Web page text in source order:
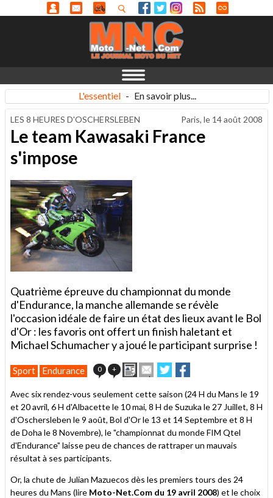
L'essentiel - En savoir plus...
LES 8 HEURES D'OSCHERSLEBEN Paris, le 14 août 2008
Le team Kawasaki France
s'impose
Quatrième épreuve du championnat du monde
d'Endurance, la manche allemande se révèle
l'occasion idéale de faire un état des lieux avant le Bol
d'Or : les favoris ont offert un finish haletant et
Michael Schumacher y a joué le participant surprise !
Sport Endurance 0 + ImprimerEnvoyer
cet
à
un
ami
Partager
sur
Twitter
sur
Facebook
Avec six rendez-vous seulement cette saison (24 H du Mans le 19
et 20 avril, 6 H d'Albacette le 10 mai, 8 H de Suzuka le 27 Juillet, 8 H
d'Oschersleben le 9 août, Bol d'Or le 13 et 14 Septembre et 8 H
de Doha le 8 Novembre), le "championnat du monde FIM Qtel
d'Endurance" laisse peu de chances de rattraper un mauvais
résultat à ses participants.
Or, la chute de Julian Mazuecos dès les premiers tours des 24
heures du Mans (lire Moto-Net.Com du 19 avril 2008) et le choix